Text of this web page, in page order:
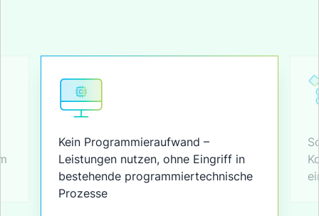
Kein Programmieraufwand –
Leistungen nutzen, ohne Eingriff in
bestehende programmiertechnische
Prozesse